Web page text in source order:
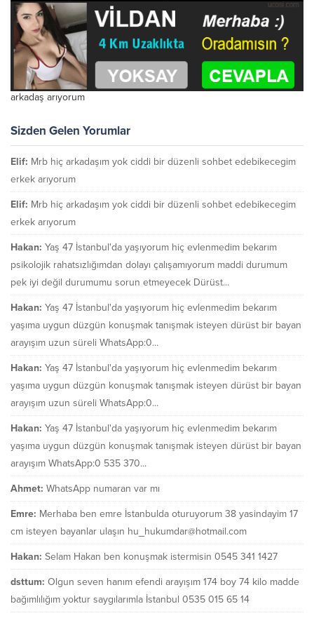
arkadaş arıyorum
Sizden Gelen Yorumlar
Elif: Mrb hiç arkadaşım yok ciddi bir düzenli sohbet edebikecegim
erkek arıyorum
Elif: Mrb hiç arkadaşım yok ciddi bir düzenli sohbet edebikecegim
erkek arıyorum
Hakan: Yaş 47 İstanbul'da yaşıyorum hiç evlenmedim bekarım
psikolojik rahatsızlığımdan dolayı çalışamıyorum maddi durumum
pek iyi değil durumumu sorun etmeyecek Dürüst...
Hakan: Yaş 47 İstanbul'da yaşıyorum hiç evlenmedim bekarım
yaşıma uygun düzgün konuşmak tanışmak isteyen dürüst bir bayan
arayışım uzun süreli WhatsApp:0...
Hakan: Yaş 47 İstanbul'da yaşıyorum hiç evlenmedim bekarım
yaşıma uygun düzgün konuşmak tanışmak isteyen dürüst bir bayan
arayışım uzun süreli WhatsApp:0...
Hakan: Yaş 47 İstanbul'da yaşıyorum hiç evlenmedim bekarım
yaşıma uygun düzgün konuşmak tanışmak isteyen dürüst bir bayan
arayışım WhatsApp:0 535 370...
Ahmet: WhatsApp numaran var mı
Emre: Merhaba ben emre İstanbulda oturuyorum 38 yasindayim 17
cm isteyen bayanlar ulaşın hu_hukumdar@hotmail.com
Hakan: Selam Hakan ben konuşmak istermisin 0545 341 1427
dsttum: Olgun seven hanım efendi arayışım 174 boy 74 kilo madde
bağımlılığım yoktur saygılarımla İstanbul 0535 015 65 14